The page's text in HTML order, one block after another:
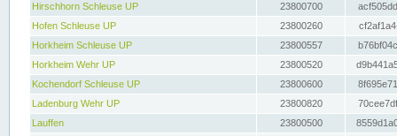
Hirschhorn Schleuse UP
23800700
Hofen Schleuse UP
23800260
Horkheim Schleuse UP
23800557
Horkheim Wehr UP
23800520
Kochendorf Schleuse UP
23800600
Ladenburg Wehr UP
23800820
Lauffen
23800500